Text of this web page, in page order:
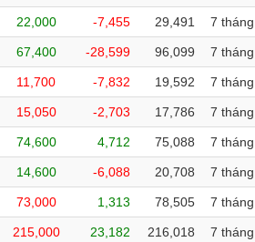
22,000 -7,455 29,491 7 tháng
67,400 -28,599 96,099 7 tháng
11,700 -7,832 19,592 7 tháng
15,050 -2,703 17,786 7 tháng
74,600 4,712 75,088 7 tháng
14,600 -6,088 20,708 7 tháng
73,000 1,313 78,505 7 tháng
215,000 23,182 216,018 7 tháng